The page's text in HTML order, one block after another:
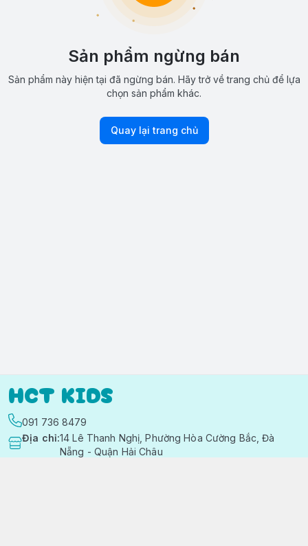
Sản phẩm ngừng bán
Sản phẩm này hiện tại đã ngừng bán. Hãy trở về trang chủ để lựa
chọn sản phẩm khác.
Quay lại trang chủ
HCT KIDS
091 736 8479
Địa chỉ:14 Lê Thanh Nghị, Phường Hòa Cường Bắc, Đà
Nẵng - Quận Hải Châu